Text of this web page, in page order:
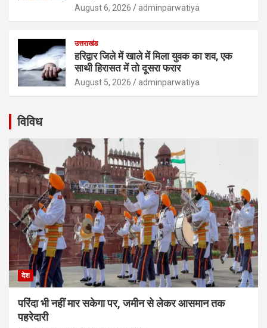
August 6, 2026 adminparwatiya
उत्तराखंड
हरिद्वार जिले में खाले में मिला युवक का शव, एक
साथी हिरासत में तो दूसरा फरार
August 5, 2026 adminparwatiya
विविध
देश
परिंदा भी नहीं मार सकेगा पर, जमीन से लेकर आसमान तक
पहरेदारी